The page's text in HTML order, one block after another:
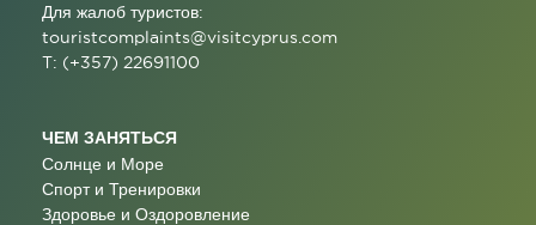
Для жалоб туристов:
touristcomplaints@visitcyprus.com
T: (+357) 22691100
ЧЕМ ЗАНЯТЬСЯ
Солнце и Море
Спорт и Тренировки
Здоровье и Оздоровление